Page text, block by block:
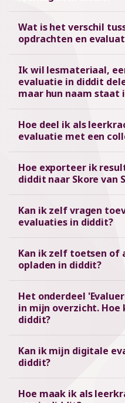
Wat is het verschil
opdrachten en
Ik wil lesmateriaal,
evaluatie in diddit
maar hun naam staat
Hoe deel ik als
evaluatie met een
Hoe exporteer ik
diddit naar Skore van
Kan ik zelf vragen
evaluaties in diddit?
Kan ik zelf toetsen of
opladen in diddit?
Het onderdeel
in mijn overzicht.
diddit?
Kan ik mijn digitale
diddit?
Hoe maak ik als